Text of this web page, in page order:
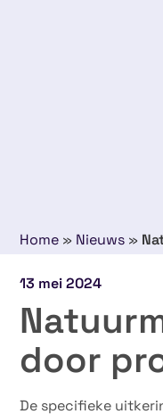
Home » Nieuws »
13 mei 2024
door
De specifieke